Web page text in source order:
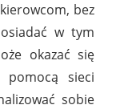
bez
w tym
okazać się
sieci
sobie